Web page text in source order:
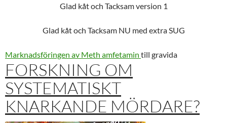
Glad kåt och Tacksam version 1
Glad kåt och Tacksam NU med extra SUG
Marknadsföringen av Meth amfetamin till gravida
FORSKNING OM
SYSTEMATISKT
KNARKANDE MÖRDARE?